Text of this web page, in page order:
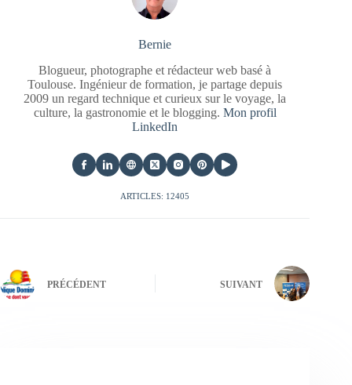
Bernie
Blogueur, photographe et rédacteur web basé à
Toulouse. Ingénieur de formation, je partage depuis
2009 un regard technique et curieux sur le voyage, la
culture, la gastronomie et le blogging. Mon profil
LinkedIn
ARTICLES: 12405
PRÉCÉDENT SUIVANT